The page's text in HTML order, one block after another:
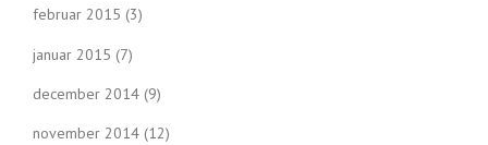
februar 2015 (3)
januar 2015 (7)
december 2014 (9)
november 2014 (12)